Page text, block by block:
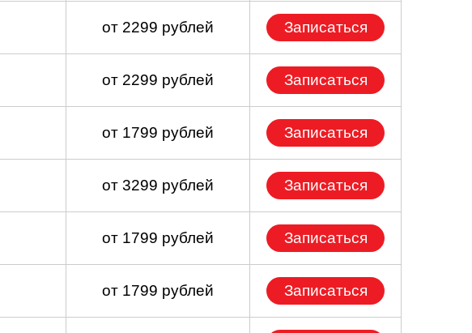
от 2299 рублей Записаться
от 2299 рублей Записаться
от 1799 рублей Записаться
от 3299 рублей Записаться
от 1799 рублей Записаться
от 1799 рублей Записаться